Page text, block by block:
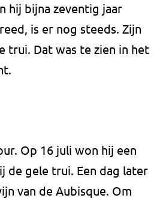
hij bijna zeventig jaar
is er nog steeds. Zijn
trui. Dat was te zien in het
Op 16 juli won hij een
de gele trui. Een dag later
van de Aubisque. Om